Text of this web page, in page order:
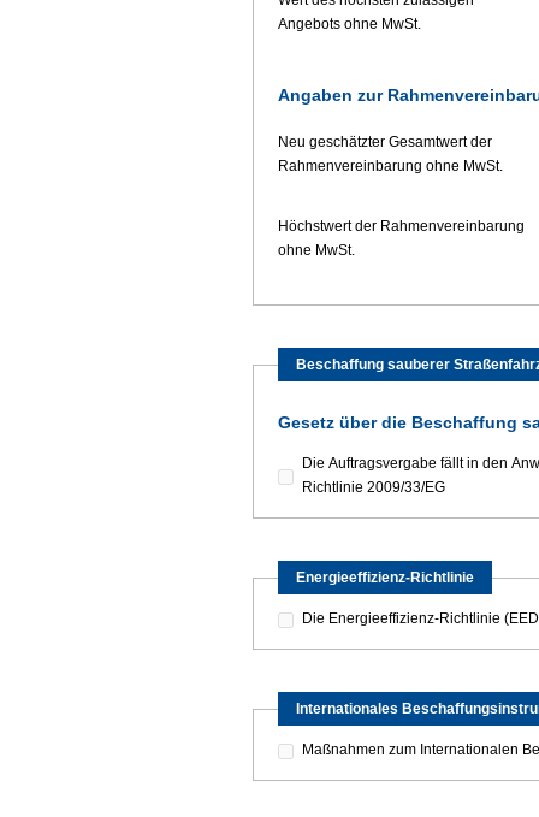
Angebots ohne MwSt.
Angaben zur
Neu geschätzter Gesamtwert der
Rahmenvereinbarung ohne MwSt.
Höchstwert der Rahmenvereinbarung
ohne MwSt.
Beschaffung sauberer
Gesetz über die Beschaffung
Die Auftragsvergabe fällt in den
Richtlinie 2009/33/EG
Energieeffizienz-Richtlinie
Die Energieeffizienz-Richtlinie
Internationales
Maßnahmen zum Internationalen